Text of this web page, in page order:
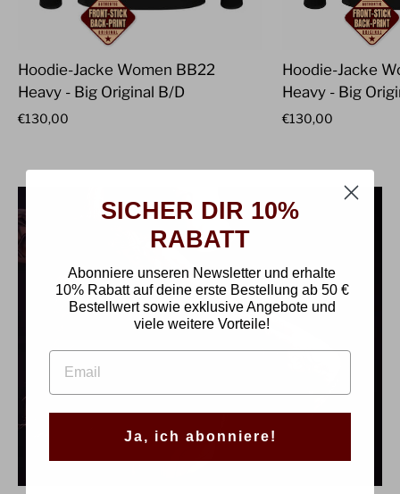
Hoodie-Jacke Women BB22
Heavy - Big Original B/D
€130,00
Hoodie-Jacke
Heavy - Big
€130,00
SICHER DIR 10%
RABATT
Abonniere unseren Newsletter und erhalte
10% Rabatt auf deine erste Bestellung ab 50 €
Bestellwert sowie exklusive Angebote und
viele weitere Vorteile!
EMAIL
Ja, ich abonniere!